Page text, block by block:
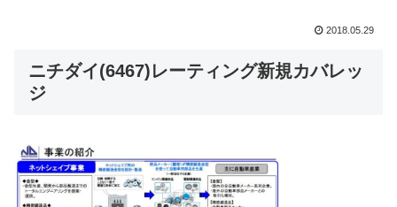
2018.05.29
ニチダイ(6467)レーティング新規カバレッ
ジ